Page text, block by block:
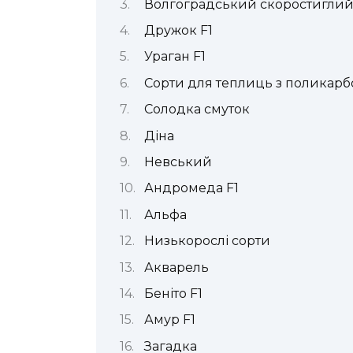
Волгоградський
Дружок F1
Ураган F1
Сорти для теплиць з
Солодка смуток
Діна
Невський
Андромеда F1
Альфа
Низькорослі сорти
Акварель
Беніто F1
Амур F1
Загадка